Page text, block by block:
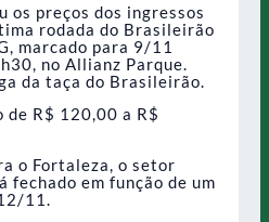
os preços dos ingressos
rodada do Brasileirão
marcado para 9/11
no Allianz Parque.
da taça do Brasileirão.
R$ 120,00 a R$
o Fortaleza, o setor
em função de um
11.